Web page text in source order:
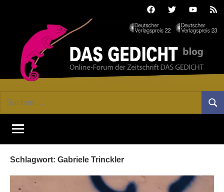
FacebookTwitterYoutube
GEDICHT
blog
Forum
von
DAS
Suchen
Schlagwort: Gabriele Trinckler